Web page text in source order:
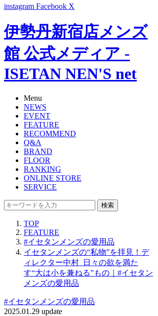
instagram Facebook X
伊勢丹新宿店メンズ
館 公式メディア -
ISETAN NEN'S net
Menu
NEWS
EVENT
FEATURE
RECOMMEND
Q&A
BRAND
FLOOR
RANKING
ONLINE STORE
SERVICE
検索
TOP
FEATURE
#イセタンメンズの愛用品
イセタンメンズの“私物”を拝見！デ
ィレクター中村_日々の欲を満た
す“大は小を兼ねる”もの｜#イセタン
メンズの愛用品
#イセタンメンズの愛用品
2025.01.29 update